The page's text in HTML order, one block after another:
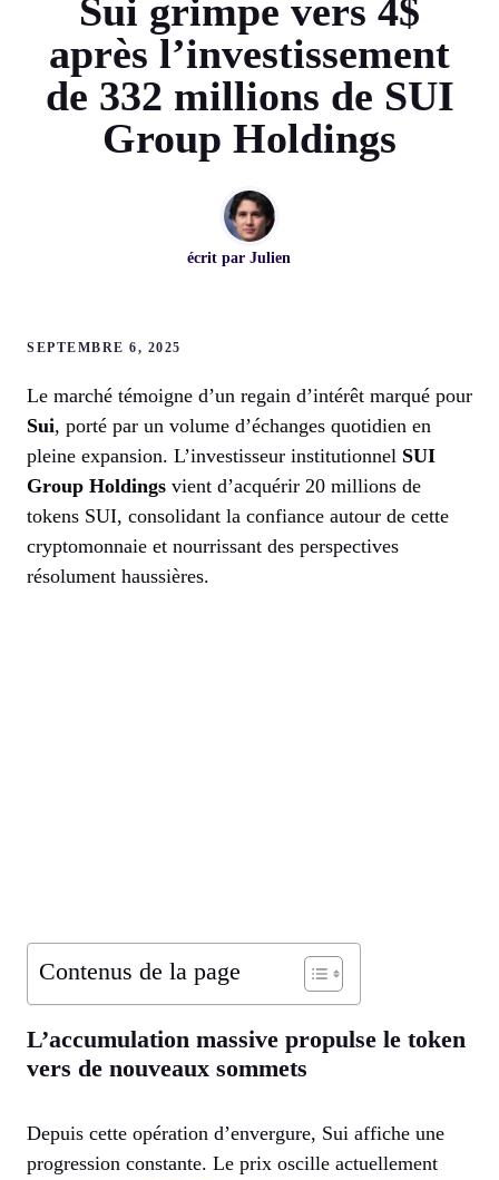
Sui grimpe vers 4$
après l’investissement
de 332 millions de SUI
Group Holdings
écrit par Julien
SEPTEMBRE 6, 2025
Le marché témoigne d’un regain d’intérêt marqué pour
Sui, porté par un volume d’échanges quotidien en
pleine expansion. L’investisseur institutionnel SUI
Group Holdings vient d’acquérir 20 millions de
tokens SUI, consolidant la confiance autour de cette
cryptomonnaie et nourrissant des perspectives
résolument haussières.
Contenus de la page
L’accumulation massive propulse le token
vers de nouveaux sommets
Depuis cette opération d’envergure, Sui affiche une
progression constante. Le prix oscille actuellement